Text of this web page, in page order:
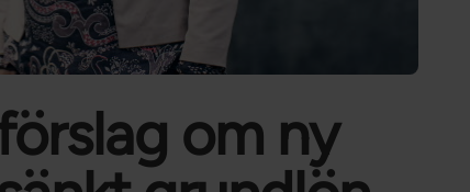
om ny